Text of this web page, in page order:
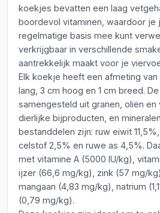
koekjes bevatten een laag
boordevol vitaminen, waardoor je
regelmatige basis mee kunt
verkrijgbaar in verschillende
aantrekkelijk maakt voor je
Elk koekje heeft een afmeting
lang, 3 cm hoog en 1 cm breed.
samengesteld uit granen, oliën
dierlijke bijproducten, en
bestanddelen zijn: ruw eiwit
celstof 2,5% en ruwe as 4,5%.
met vitamine A (5000 IU/kg),
ijzer (66,6 mg/kg), zink (57 mg/
mangaan (4,83 mg/kg), natrium
(0,79 mg/kg).